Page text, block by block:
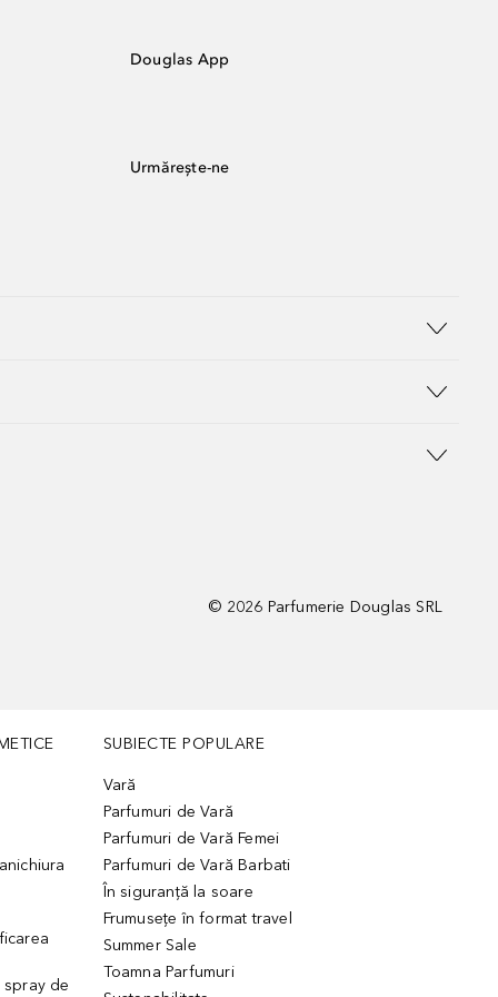
Douglas App
Urmărește-ne
© 2026 Parfumerie Douglas SRL
spray de
SUBIECTE POPULARE
Vară
Parfumuri de Vară
Parfumuri de Vară Femei
Parfumuri de Vară Barbati
În siguranță la soare
Frumusețe în format travel
Summer Sale
Toamna Parfumuri